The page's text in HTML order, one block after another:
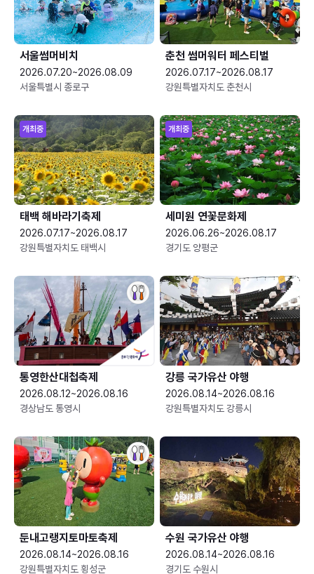
서울썸머비치
2026.07.20~2026.08.09
서울특별시 종로구
춘천 썸머워터 페스티벌
2026.07.17~2026.08.17
강원특별자치도 춘천시
개최중
태백 해바라기축제
2026.07.17~2026.08.17
강원특별자치도 태백시
개최중
세미원 연꽃문화제
2026.06.26~2026.08.17
경기도 양평군
통영한산대첩축제
2026.08.12~2026.08.16
경상남도 통영시
강릉 국가유산 야행
2026.08.14~2026.08.16
강원특별자치도 강릉시
둔내고랭지토마토축제
2026.08.14~2026.08.16
강원특별자치도 횡성군
수원 국가유산 야행
2026.08.14~2026.08.16
경기도 수원시